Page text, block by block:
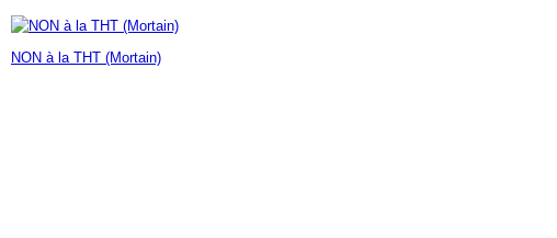
NON à la THT (Mortain)